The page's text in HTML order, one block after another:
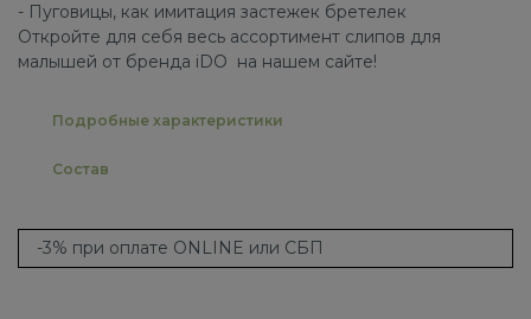
- Пуговицы, как имитация застежек бретелек
Откройте для себя весь ассортимент слипов для
малышей от бренда iDO на нашем сайте!
Подробные характеристики
Состав
-3% при оплате ONLINE или СБП